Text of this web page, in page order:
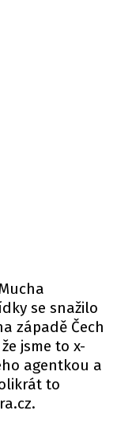
se snažilo
západě Čech
jsme to x-
agentkou a
to